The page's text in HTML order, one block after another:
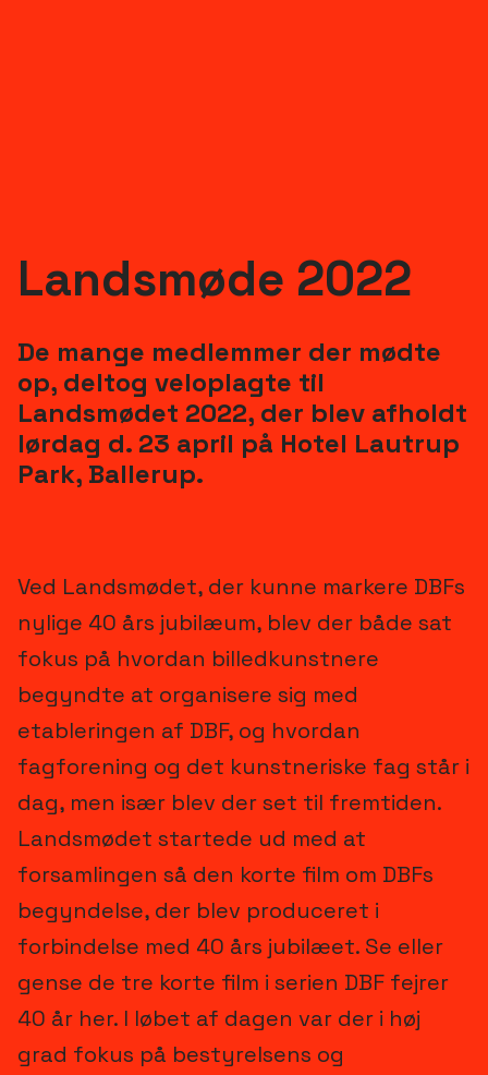
KUFA orienterer
Om KUFA
Kontakt
Landsmøde 2022
De mange medlemmer der mødte
op, deltog veloplagte til
Landsmødet 2022, der blev afholdt
lørdag d. 23 april på Hotel Lautrup
Park, Ballerup.
Ved Landsmødet, der kunne markere DBFs
nylige 40 års jubilæum, blev der både sat
fokus på hvordan billedkunstnere
begyndte at organisere sig med
etableringen af DBF, og hvordan
fagforening og det kunstneriske fag står i
dag, men især blev der set til fremtiden.
Landsmødet startede ud med at
forsamlingen så den korte film om DBFs
begyndelse, der blev produceret i
forbindelse med 40 års jubilæet. Se eller
gense de tre korte film i serien DBF fejrer
40 år her. I løbet af dagen var der i høj
grad fokus på bestyrelsens og